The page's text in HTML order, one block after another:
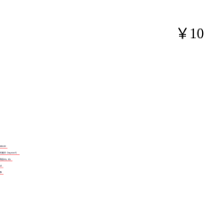
￥10